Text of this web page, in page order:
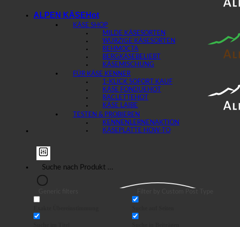
ALPEN KÄSE
KÄSE SHOP
MILDE KÄSESORTEN
WÜRZIGE KÄSESORTEN
REHMOCTA
BERGKÄSE
KÄSEMISCHUNG
FÜR KÄSE KENNER
1-KLICK SOFORT KAUF
KÄSE FONDUE
RACLETTE
KÄSE LAIBE
TESTEN & PROBIEREN
KENNENLERNEN
KÄSEPLATTE HOW-TO